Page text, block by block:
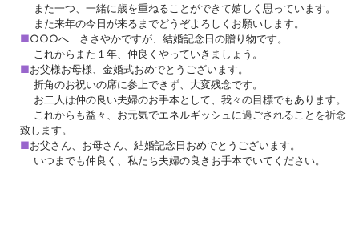
また一つ、一緒に歳を重ねることができて嬉しく思っています。
また来年の今日が来るまでどうぞよろしくお願いします。
■○○○へ ささやかですが、結婚記念日の贈り物です。
これからまた１年、仲良くやっていきましょう。
■お父様お母様、金婚式おめでとうございます。
折角のお祝いの席に参上できず、大変残念です。
お二人は仲の良い夫婦のお手本として、我々の目標でもあります。
これからも益々、お元気でエネルギッシュに過ごされることを祈念
致します。
■お父さん、お母さん、結婚記念日おめでとうございます。
いつまでも仲良く、私たち夫婦の良きお手本でいてください。